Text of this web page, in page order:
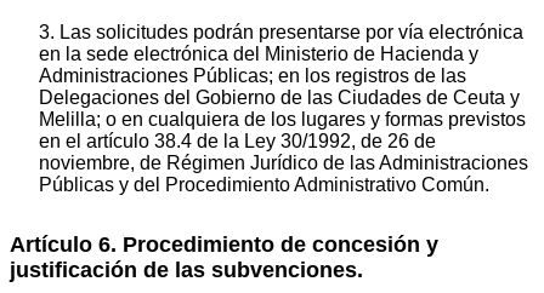
3. Las solicitudes podrán presentarse por vía electrónica
en la sede electrónica del Ministerio de Hacienda y
Administraciones Públicas; en los registros de las
Delegaciones del Gobierno de las Ciudades de Ceuta y
Melilla; o en cualquiera de los lugares y formas previstos
en el artículo 38.4 de la Ley 30/1992, de 26 de
noviembre, de Régimen Jurídico de las Administraciones
Públicas y del Procedimiento Administrativo Común.
Artículo 6. Procedimiento de concesión y
justificación de las subvenciones.